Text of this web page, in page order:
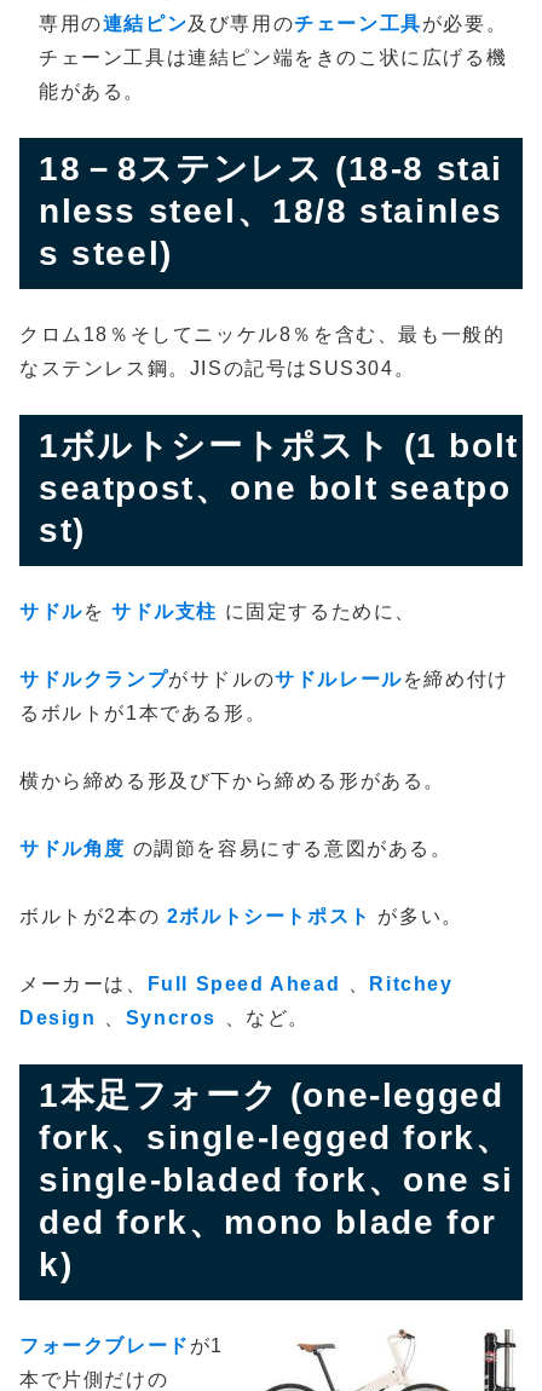
専用の連結ピン及び専用のチェーン工具が必要。
チェーン工具は連結ピン端をきのこ状に広げる機
能がある。
18－8ステンレス (18-8 stai
nless steel、18/8 stainles
s steel)
クロム18％そしてニッケル8％を含む、最も一般的
なステンレス鋼。JISの記号はSUS304。
1ボルトシートポスト (1 bolt
seatpost、one bolt seatpo
st)
サドルをサドル支柱 に固定するために、
サドルクランプがサドルのサドルレールを締め付け
るボルトが1本である形。
横から締める形及び下から締める形がある。
サドル角度 の調節を容易にする意図がある。
ボルトが2本の 2ボルトシートポスト が多い。
メーカーは、 Full Speed Ahead
Ritchey
Design
Syncros 、など。
1本足フォーク (one-legged
fork、single-legged fork、
single-bladed fork、one si
ded fork、mono blade for
k)
フォークブレード が1
本で片側だけの